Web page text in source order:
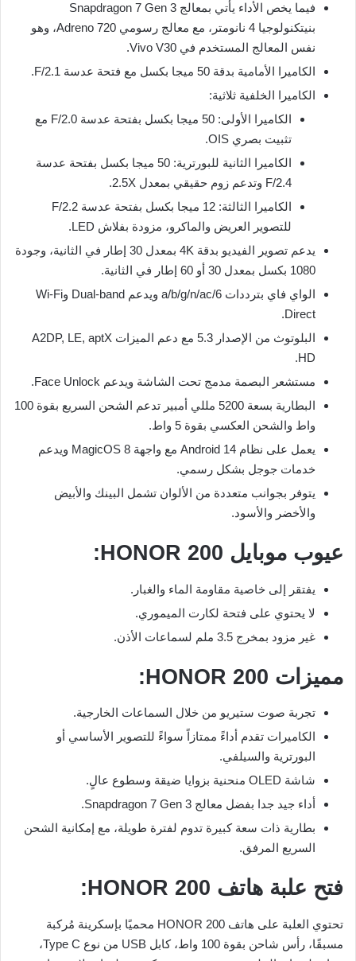
فيما يخص الأداء يأتي بمعالج Snapdragon 7 Gen 3
بنيتكنولوجيا 4 نانومتر، مع معالج رسومي Adreno 720، وهو
نفس المعالج المستخدم في Vivo V30.
الكاميرا الأمامية بدقة 50 ميجا بكسل مع فتحة عدسة F/2.1.
الكاميرا الخلفية ثلاثية:
الكاميرا الأولى: 50 ميجا بكسل بفتحة عدسة F/2.0 مع
تثبيت بصري OIS.
الكاميرا الثانية للبورترية: 50 ميجا بكسل بفتحة عدسة
F/2.4 وتدعم زوم حقيقي بمعدل 2.5X.
الكاميرا الثالثة: 12 ميجا بكسل بفتحة عدسة F/2.2
للتصوير العريض والماكرو، مزودة بفلاش LED.
يدعم تصوير الفيديو بدقة 4K بمعدل 30 إطار في الثانية، وجودة
1080 بكسل بمعدل 30 أو 60 إطار في الثانية.
الواي فاي بترددات a/b/g/n/ac/6 ويدعم Dual-band وWi-Fi
Direct.
البلوتوث من الإصدار 5.3 مع دعم الميزات A2DP, LE, aptX
HD.
مستشعر البصمة مدمج تحت الشاشة ويدعم Face Unlock.
البطارية بسعة 5200 مللي أمبير تدعم الشحن السريع بقوة 100
واط والشحن العكسي بقوة 5 واط.
يعمل على نظام Android 14 مع واجهة MagicOS 8 ويدعم
خدمات جوجل بشكل رسمي.
يتوفر بجوانب متعددة من الألوان تشمل البينك والأبيض
والأخضر والأسود.
عيوب موبايل HONOR 200:
يفتقر إلى خاصية مقاومة الماء والغبار.
لا يحتوي على فتحة لكارت الميموري.
غير مزود بمخرج 3.5 ملم لسماعات الأذن.
مميزات HONOR 200:
تجربة صوت ستيريو من خلال السماعات الخارجية.
الكاميرات تقدم أداءً ممتازاً سواءً للتصوير الأساسي أو
البورترية والسيلفي.
شاشة OLED منحنية بزوايا ضيقة وسطوع عالٍ.
أداء جيد جدا بفضل معالج Snapdragon 7 Gen 3.
بطارية ذات سعة كبيرة تدوم لفترة طويلة، مع إمكانية الشحن
السريع المرفق.
فتح علبة هاتف HONOR 200:
تحتوي العلبة على هاتف HONOR 200 محميًا بإسكرينة مُركبة
مسبقًا، رأس شاحن بقوة 100 واط، كابل USB من نوع Type C،